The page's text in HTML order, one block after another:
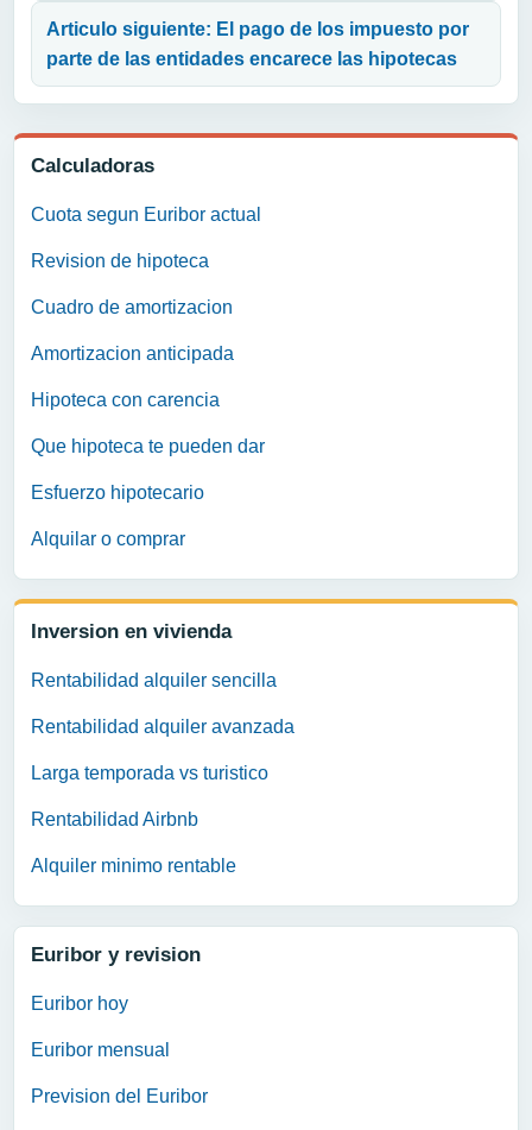
Calculadoras
Cuota segun Euribor actual
Revision de hipoteca
Cuadro de amortizacion
Amortizacion anticipada
Hipoteca con carencia
Que hipoteca te pueden dar
Esfuerzo hipotecario
Alquilar o comprar
Inversion en vivienda
Rentabilidad alquiler sencilla
Rentabilidad alquiler avanzada
Larga temporada vs turistico
Rentabilidad Airbnb
Alquiler minimo rentable
Euribor y revision
Euribor hoy
Euribor mensual
Prevision del Euribor
Articulo siguiente: El pago de los impuesto por
parte de las entidades encarece las hipotecas